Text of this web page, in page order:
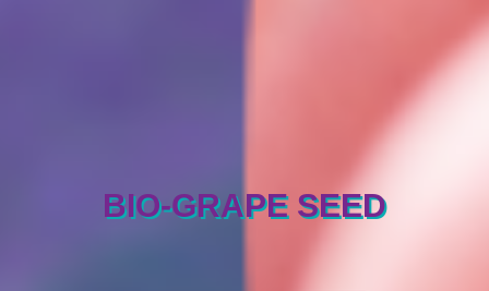
BIO-GRAPE SEED